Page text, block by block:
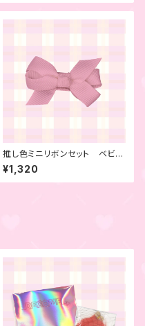
推し色ミニリボンセット ベビー
ピンク 6本セット
¥1,320